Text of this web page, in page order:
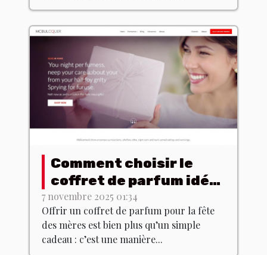
Comment choisir le
coffret de parfum idéal
pour la fête des mères
?
7 novembre 2025 01:34
Offrir un coffret de parfum pour la fête
des mères est bien plus qu’un simple
cadeau : c’est une manière...